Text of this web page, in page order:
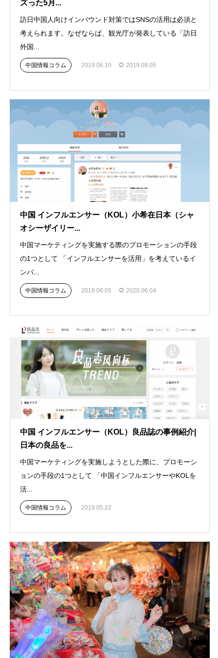
ズった5月...
訪日中国人向けインバウンド対策ではSNSの活用は必須と
考えられます。なぜならば、観光庁が発表している「訪日
外国...
中国情報コラム 2019.06.10 2019.08.05
中国 インフルエンサー（KOL）小希在日本（シャ
オシーザイリー...
中国マーケティングを実施する際のプロモーションの手段
の1つとして 「インフルエンサーを活用」を考えているイ
ンバ...
中国情報コラム 2019.06.05 2020.06.04
中国 インフルエンサー（KOL）良品誌の事例紹介|
日本の良品を...
中国マーケティングを実施しようとした際に、プロモーシ
ョンの手段の1つとして 「中国インフルエンサーやKOLを
活...
中国情報コラム 2019.05.22